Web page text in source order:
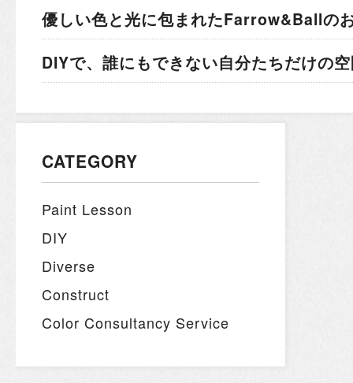
優しい色と光に包まれたFarrow&Ballの
DIYで、誰にもできない自分たちだけの
CATEGORY
Paint Lesson
DIY
Diverse
Construct
Color Consultancy Service